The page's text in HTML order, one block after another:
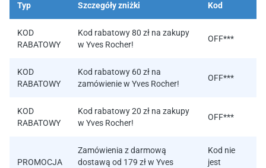
Typ Szczegóły zniżki Kod
KOD
RABATOWY
Kod rabatowy 80 zł na zakupy
w Yves Rocher!
OFF***
KOD
RABATOWY
Kod rabatowy 60 zł na
zamówienie w Yves Rocher!
OFF***
KOD
RABATOWY
Kod rabatowy 20 zł na zakupy
w Yves Rocher!
OFF***
PROMOCJA
Zamówienia z darmową
dostawą od 179 zł w Yves
Kod nie
jest